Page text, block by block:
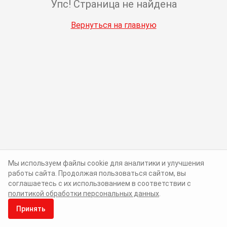
Упс! Страница не найдена
Вернуться на главную
Мы используем файлы cookie для аналитики и улучшения
работы сайта. Продолжая пользоваться сайтом, вы
соглашаетесь с их использованием в соответствии с
политикой обработки персональных данных
Принять